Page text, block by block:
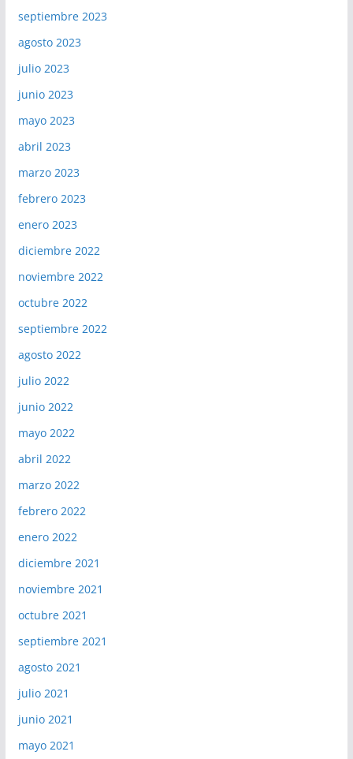
septiembre 2023
agosto 2023
julio 2023
junio 2023
mayo 2023
abril 2023
marzo 2023
febrero 2023
enero 2023
diciembre 2022
noviembre 2022
octubre 2022
septiembre 2022
agosto 2022
julio 2022
junio 2022
mayo 2022
abril 2022
marzo 2022
febrero 2022
enero 2022
diciembre 2021
noviembre 2021
octubre 2021
septiembre 2021
agosto 2021
julio 2021
junio 2021
mayo 2021